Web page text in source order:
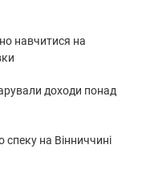
навчитися на
доходи понад
на Вінниччині